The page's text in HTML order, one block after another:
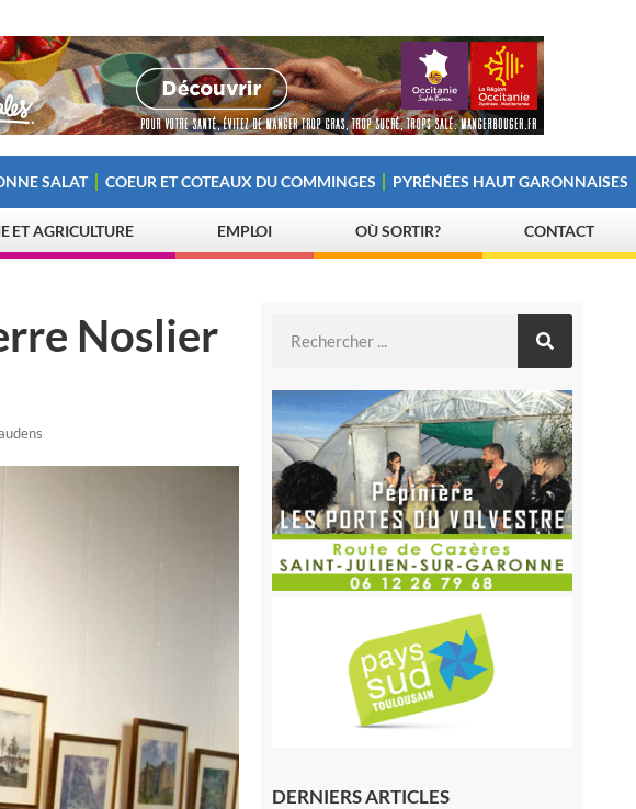
SALAT COEUR ET COTEAUX DU COMMINGES PYRÉNÉES HAUT GARONNAISES
ET AGRICULTURE EMPLOI OÙ SORTIR? CONTACT
Noslier
DERNIERS ARTICLES